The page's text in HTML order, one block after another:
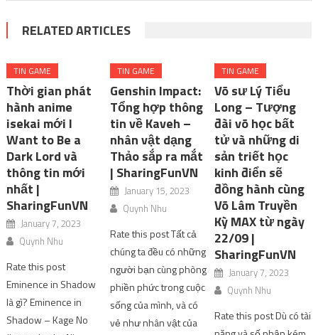
RELATED ARTICLES
TIN GAME
Thời gian phát
hành anime
isekai mới I
Want to Be a
Dark Lord và
thông tin mới
nhất |
SharingFunVN
January 7, 2023
Quynh Nhu
Rate this post
Eminence in Shadow
là gì? Eminence in
Shadow – Kage No
TIN GAME
Genshin Impact:
Tổng hợp thông
tin về Kaveh –
nhân vật dạng
Thảo sắp ra mắt
| SharingFunVN
January 15, 2023
Quynh Nhu
Rate this post Tất cả
chúng ta đều có những
người bạn cùng phòng
phiền phức trong cuộc
sống của mình, và có
vẻ như nhân vật của
TIN GAME
Võ sư Lý Tiểu
Long – Tượng
đài võ học bất
tử và những di
sản triết học
kinh điển sẽ
đồng hành cùng
Võ Lâm Truyền
Kỳ MAX từ ngày
22/09 |
SharingFunVN
January 7, 2023
Quynh Nhu
Rate this post Dù có tài